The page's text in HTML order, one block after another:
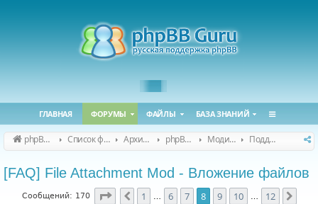
ГЛАВНАЯ ФОРУМЫ ФАЙЛЫ БАЗА ЗНАНИЙ
phpBB Guru Список форумов Архивные форумы phpBB 2.0.x (архив) Модификация phpBB 2.0.x Поддержка модов для phpBB 2.0.x
[FAQ] File Attachment Mod - Вложение файлов
Сообщений: 170 Страница8 из 12
Пред.
1 6 7 8 9 10 12